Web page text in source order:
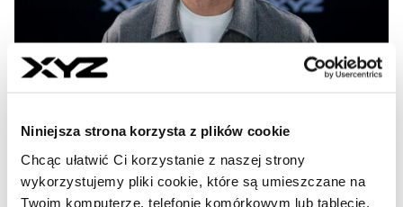
Niniejsza strona korzysta z plików cookie
Chcąc ułatwić Ci korzystanie z naszej strony
wykorzystujemy pliki cookie, które są umieszczane na
Twoim komputerze, telefonie komórkowym lub tablecie.
Autopay stawia na Europę i
partnerstwa. Rozważa przejęcia za
granicą